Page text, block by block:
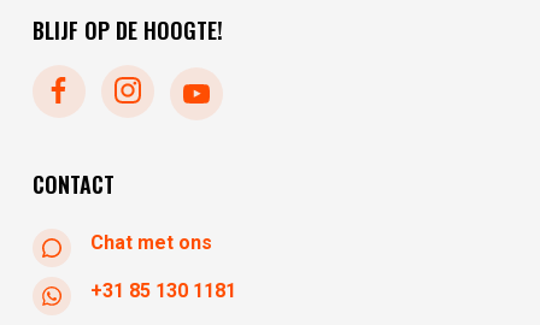
zondag
dinsdag
woensdag
BLIJF OP DE HOOGTE!
CONTACT
Chat met ons
+31 85 130 1181